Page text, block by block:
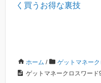
く買うお得な裏技
ホーム / ゲットマネー
ゲットマネークロスワード